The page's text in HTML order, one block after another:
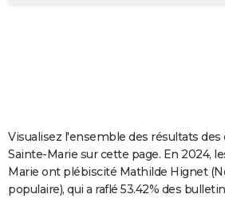
Carte de Noël
Carte Bonne année
Carte Saint-Valentin
Carte Pâques
Carte d'anniversaire
DICTIONNAIRE
Dictionnaire
Biographies
Citations
Expressions
Proverbes
PROGRAMME TV
Visualisez l'ensemble des résultats
Sainte-Marie sur cette page. En 2024,
Marie ont plébiscité Mathilde Hignet
populaire), qui a raflé 53.42% des